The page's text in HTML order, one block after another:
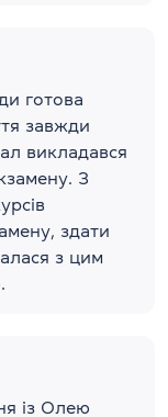
готова
завжди
викладався
З
здати
з цим
із Олею